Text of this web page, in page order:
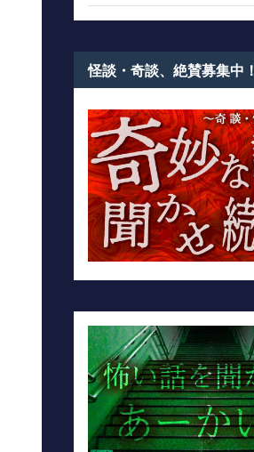
怪談・奇談、絶賛募集中！